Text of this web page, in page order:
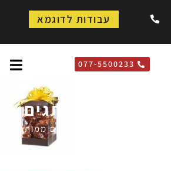
עבודות לדוגמא
077-5500233
שוקולדים ממותגים
פרלינים שוקולדים ממותגים